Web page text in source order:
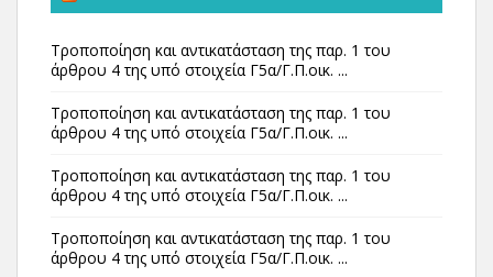
Τροποποίηση και αντικατάσταση της παρ. 1 του
άρθρου 4 της υπό στοιχεία Γ5α/Γ.Π.οικ. ...
Τροποποίηση και αντικατάσταση της παρ. 1 του
άρθρου 4 της υπό στοιχεία Γ5α/Γ.Π.οικ. ...
Τροποποίηση και αντικατάσταση της παρ. 1 του
άρθρου 4 της υπό στοιχεία Γ5α/Γ.Π.οικ. ...
Τροποποίηση και αντικατάσταση της παρ. 1 του
άρθρου 4 της υπό στοιχεία Γ5α/Γ.Π.οικ. ...